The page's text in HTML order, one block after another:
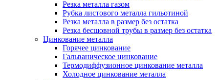
Резка металла газом
Рубка листового металла гильотиной
Резка металла в размер без остатка
Резка бесшовной трубы в размер без остатка
Цинкование металла
Горячее цинкование
Гальваническое цинкование
Термодиффузионное цинкование металла
Холодное цинкование металла